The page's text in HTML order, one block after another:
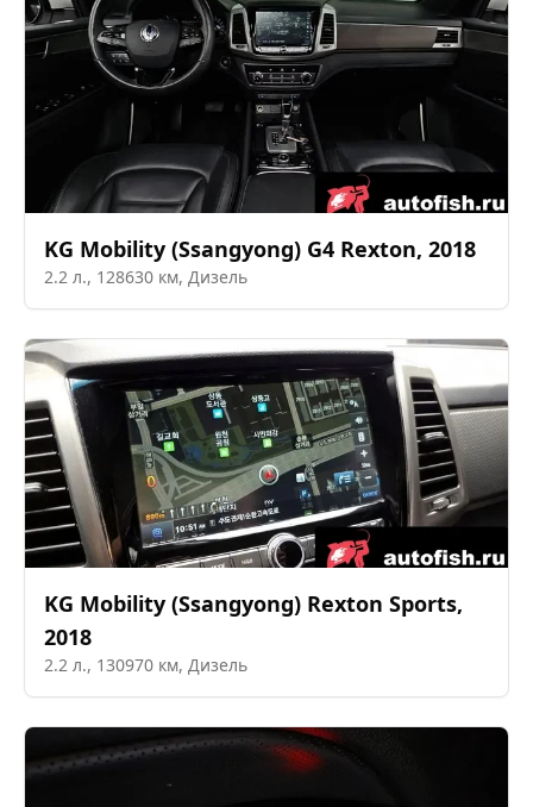
KG Mobility (Ssangyong) G4 Rexton, 2018
2.2 л., 128630 км, Дизель
KG Mobility (Ssangyong) Rexton Sports,
2018
2.2 л., 130970 км, Дизель